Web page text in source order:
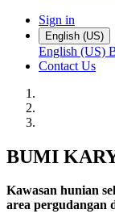
Sign in
English (US)
English (US)
Contact Us
BUMI
Kawasan hunian
area pergudangan